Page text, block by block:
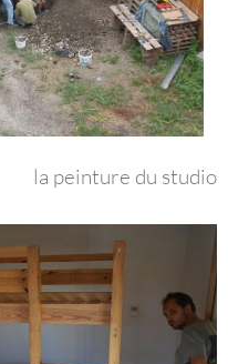
la peinture du studio